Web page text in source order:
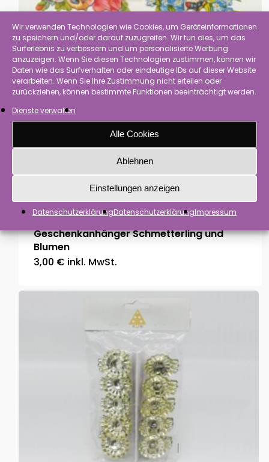
Wir verwenden Technologien wie Cookies, um Geräteinformationen
zu speichern und/oder darauf zuzugreifen. Wir tun dies, um das
Surferlebnis zu verbessern und um personalisierte Werbung
anzuzeigen. Wenn Sie diesen Technologien zustimmen, können wir
Daten wie das Surfverhalten oder eindeutige IDs auf dieser Website
verarbeiten. Wenn Sie Ihre Zustimmung nicht erteilen oder
zurückziehen, können bestimmte Funktionen beeinträchtigt werden.
Dienste verwalten
Alle Cookies
Ablehnen
Einstellungen anzeigen
DatenschutzerklärungDatenschutzerklärungImpressum
Geschenkanhänger Schmetterling und
Blumen
3,00 € inkl. MwSt.